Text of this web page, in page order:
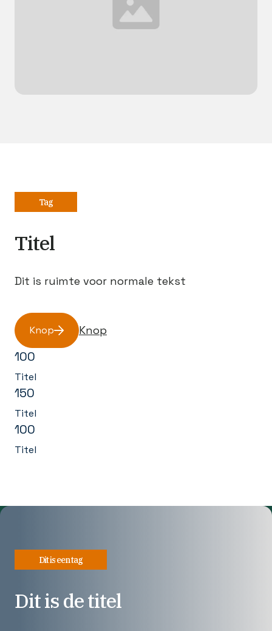
Tag
Titel
Dit is ruimte voor normale tekst
Knop Knop
100
Titel
150
Titel
100
Titel
Dit is een tag
Dit is de titel